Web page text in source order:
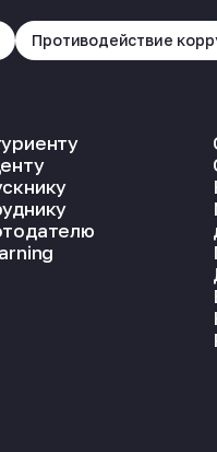
Противодействие